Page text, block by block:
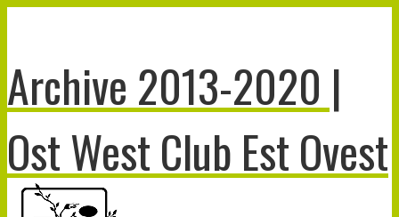
Archive 2013-2020 |
Ost West Club Est Ovest